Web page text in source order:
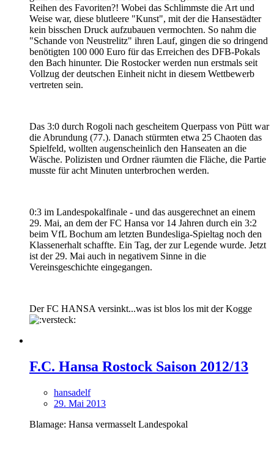
Reihen des Favoriten?! Wobei das Schlimmste die Art und
Weise war, diese blutleere "Kunst", mit der die Hansestädter
kein bisschen Druck aufzubauen vermochten. So nahm die
"Schande von Neustrelitz" ihren Lauf, gingen die so dringend
benötigten 100 000 Euro für das Erreichen des DFB-Pokals
den Bach hinunter. Die Rostocker werden nun erstmals seit
Vollzug der deutschen Einheit nicht in diesem Wettbewerb
vertreten sein.
Das 3:0 durch Rogoli nach gescheitem Querpass von Pütt war
die Abrundung (77.). Danach stürmten etwa 25 Chaoten das
Spielfeld, wollten augenscheinlich den Hanseaten an die
Wäsche. Polizisten und Ordner räumten die Fläche, die Partie
musste für acht Minuten unterbrochen werden.
0:3 im Landespokalfinale - und das ausgerechnet an einem
29. Mai, an dem der FC Hansa vor 14 Jahren durch ein 3:2
beim VfL Bochum am letzten Bundesliga-Spieltag noch den
Klassenerhalt schaffte. Ein Tag, der zur Legende wurde. Jetzt
ist der 29. Mai auch in negativem Sinne in die
Vereinsgeschichte eingegangen.
Der FC HANSA versinkt...was ist blos los mit der Kogge
F.C. Hansa Rostock Saison 2012/13
hansadelf
29. Mai 2013
Blamage: Hansa vermasselt Landespokal